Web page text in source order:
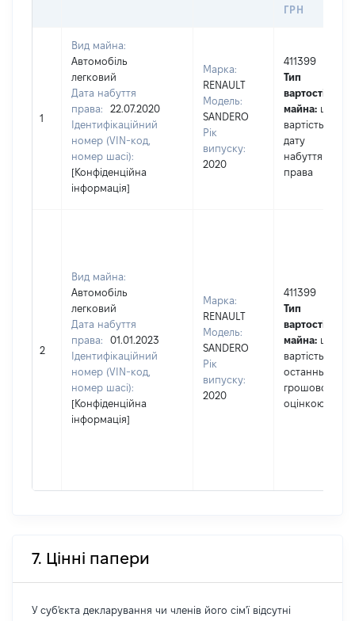
ГРН
1
Вид майна:
Автомобіль
легковий
Дата набуття
права:
22.07.2020
Ідентифікаційний
номер (VIN-код,
номер шасі):
[Конфіденційна
інформація]
Марка:
RENAULT
Модель:
SANDERO
Рік
випуску:
2020
411399
Тип
вартості
майна: це
вартість на
дату
набуття
права
2
Вид майна:
Автомобіль
легковий
Дата набуття
права:
01.01.2023
Ідентифікаційний
номер (VIN-код,
номер шасі):
[Конфіденційна
інформація]
Марка:
RENAULT
Модель:
SANDERO
Рік
випуску:
2020
411399
Тип
вартості
майна: це
вартість за
останньою
грошовою
оцінкою
7. Цінні папери
У суб'єкта декларування чи членів його сім'ї відсутні